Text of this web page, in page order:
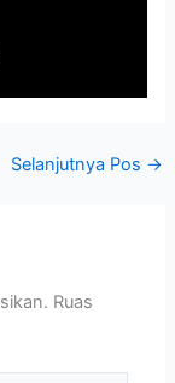
Selanjutnya Pos →
Ruas